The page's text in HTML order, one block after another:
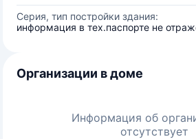
Серия, тип постройки здания:
информация в тех.паспорте не
Организации в доме
Информация об
отсутствует